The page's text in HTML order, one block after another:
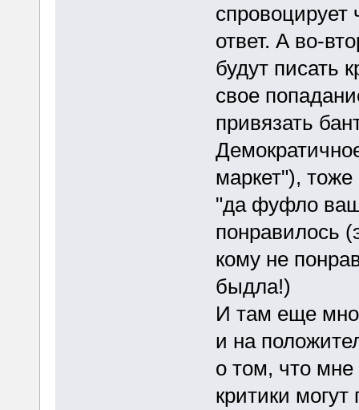
спровоцирует
ответ. А во-
будут писать
свое
привязать
маркет"),
"да фуфло
понравилось
кому не
быдла!)
И там еще
и на
о том, что мне
критики